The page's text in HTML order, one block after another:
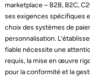
marketplace – B2B, B2C,
ses exigences spécifiques
choix des systèmes de
personnalisation.
fiable nécessite une
requis, la mise en œuvre
pour la conformité et la